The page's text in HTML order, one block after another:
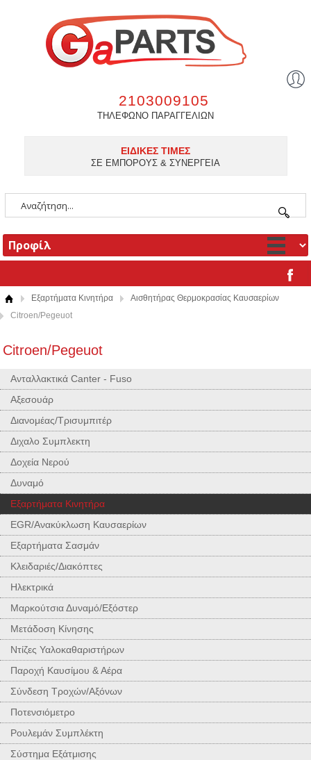
2103009105
ΤΗΛΕΦΩΝΟ ΠΑΡΑΓΓΕΛΙΩΝ
ΕΙΔΙΚΕΣ ΤΙΜΕΣ
ΣΕ ΕΜΠΟΡΟΥΣ & ΣΥΝΕΡΓΕΙΑ
Εξαρτήματα Κινητήρα
Αισθητήρας Θερμοκρασίας Καυσαερίων
Citroen/Pegeuot
Citroen/Pegeuot
Ανταλλακτικά Canter - Fuso
Αξεσουάρ
Διανομέας/Τρισυμπιτέρ
Διχαλο Συμπλεκτη
Δοχεία Νερού
Δυναμό
Εξαρτήματα Κινητήρα
EGR/Ανακύκλωση Καυσαερίων
Εξαρτήματα Σασμάν
Κλειδαριές/Διακόπτες
Ηλεκτρικά
Μαρκούτσια Δυναμό/Εξόστερ
Μετάδοση Κίνησης
Ντίζες Υαλοκαθαριστήρων
Παροχή Καυσίμου & Αέρα
Σύνδεση Τροχών/Αξόνων
Ποτενσιόμετρο
Ρουλεμάν Συμπλέκτη
Σύστημα Εξάτμισης